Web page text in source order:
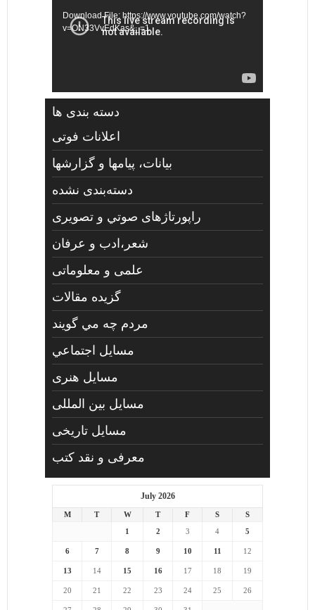
Download File: https://www.youtube.com/watch?
v=ON33VvEdKas&_=1
دسته بندی ها
اعلانات فوتی
بیانات، پیامها و گزارشها
دسته‌بندی نشده
راپورتاژهای صوتي و تصويری
شعر،ادب و عرفان
علمی و معلوماتی
گزیده مقالات
مردم چه مي گويند
مسايل اجتماعي
مسايل هنری
مسایل بین المللی
مسایل تاریخی
معرفی و نقد کتب
July 2026
M T W T F S
S
1
2 3 4 5
6 7 8 9 10 11 12
13 14 15 16 17 18 19
20 21 22 23 24 25 26